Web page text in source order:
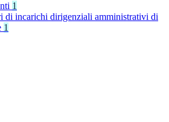
1
di incarichi dirigenziali amministrativi di
1